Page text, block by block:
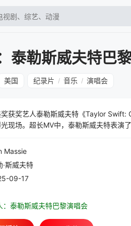
泰勒斯威夫特巴
美国 纪录片 / 音乐 / 演唱会
获奖艺人泰勒斯威夫特《Taylor
现场。超长MV中，泰勒斯威夫特表演
冠状病毒导致《Lover恋人》巡演取消
Massie
·斯威夫特
09-17
：泰勒斯威夫特巴黎演唱会